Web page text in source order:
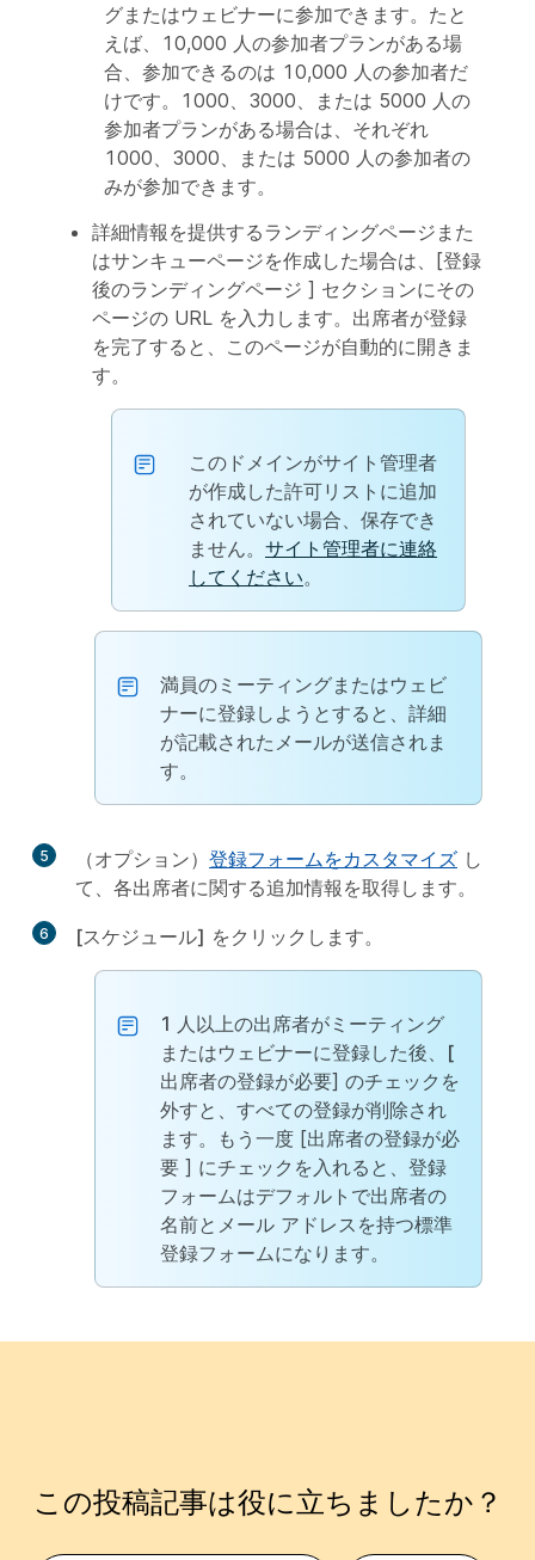
グまたはウェビナーに参加できます。たと
えば、10,000 人の参加者プランがある場
合、参加できるのは 10,000 人の参加者だ
けです。1000、3000、または 5000 人の
参加者プランがある場合は、それぞれ
1000、3000、または 5000 人の参加者の
みが参加できます。
詳細情報を提供するランディングページまた
はサンキューページを作成した場合は、[登録
後のランディングページ ] セクションにその
ページの URL を入力します。出席者が登録
を完了すると、このページが自動的に開きま
す。
このドメインがサイト管理者
が作成した許可リストに追加
されていない場合、保存でき
ません。 サイト管理者に連絡
してください。
満員のミーティングまたはウェビ
ナーに登録しようとすると、詳細
が記載されたメールが送信されま
す。
5 （オプション） 登録フォームをカスタマイズ し
て、各出席者に関する追加情報を取得します。
6 [スケジュール] をクリックします。
1 人以上の出席者がミーティング
またはウェビナーに登録した後、[
出席者の登録が必要] のチェックを
外すと、すべての登録が削除され
ます。もう一度 [出席者の登録が必
要 ] にチェックを入れると、登録
フォームはデフォルトで出席者の
名前とメール アドレスを持つ標準
登録フォームになります。
この投稿記事は役に立ちましたか？